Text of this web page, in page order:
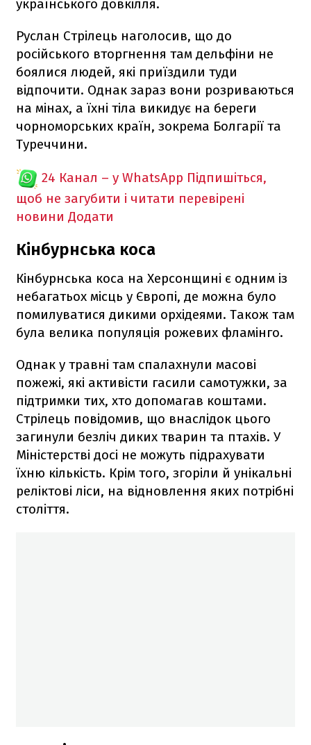
українського довкілля.
Руслан Стрілець наголосив, що до
російського вторгнення там дельфіни не
боялися людей, які приїздили туди
відпочити. Однак зараз вони розриваються
на мінах, а їхні тіла викидує на береги
чорноморських країн, зокрема Болгарії та
Туреччини.
24 Канал – у WhatsApp Підпишіться,
щоб не загубити і читати перевірені
новини Додати
Кінбурнська коса
Кінбурнська коса на Херсонщині є одним із
небагатьох місць у Європі, де можна було
помилуватися дикими орхідеями. Також там
була велика популяція рожевих фламінго.
Однак у травні там спалахнули масові
пожежі, які активісти гасили самотужки, за
підтримки тих, хто допомагав коштами.
Стрілець повідомив, що внаслідок цього
загинули безліч диких тварин та птахів. У
Міністерстві досі не можуть підрахувати
їхню кількість. Крім того, згоріли й унікальні
реліктові ліси, на відновлення яких потрібні
століття.